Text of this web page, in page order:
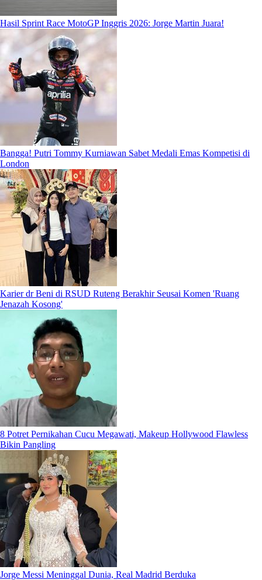
Hasil Sprint Race MotoGP Inggris 2026: Jorge Martin Juara!
Bangga! Putri Tommy Kurniawan Sabet Medali Emas Kompetisi di
London
Karier dr Beni di RSUD Ruteng Berakhir Seusai Komen 'Ruang
Jenazah Kosong'
8 Potret Pernikahan Cucu Megawati, Makeup Hollywood Flawless
Bikin Pangling
Jorge Messi Meninggal Dunia, Real Madrid Berduka